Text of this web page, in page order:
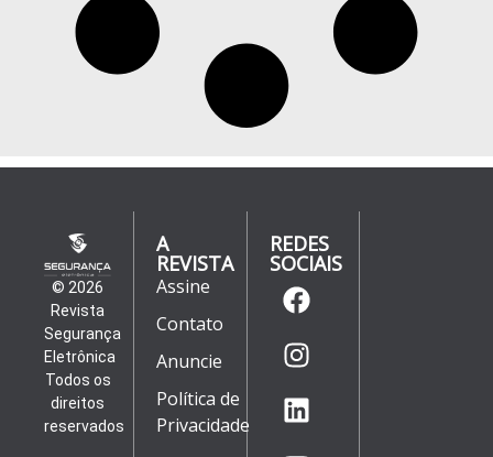
© 2026
Revista
Segurança
Eletrônica
Todos os
direitos
reservados
A
REVISTA
Assine
Contato
Anuncie
Política de
Privacidade
REDES
SOCIAIS